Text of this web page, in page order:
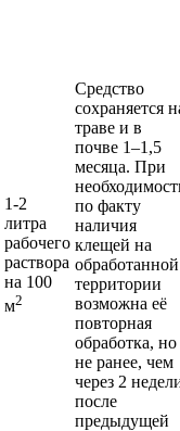
1-2
литра
рабочего
раствора
на 100
м2
Средство
сохраняется
траве и в
почве 1–1,5
месяца. При
по факту
наличия
клещей на
обработанной
территории
возможна её
повторная
обработка, но
не ранее, чем
через 2
после
предыдущей